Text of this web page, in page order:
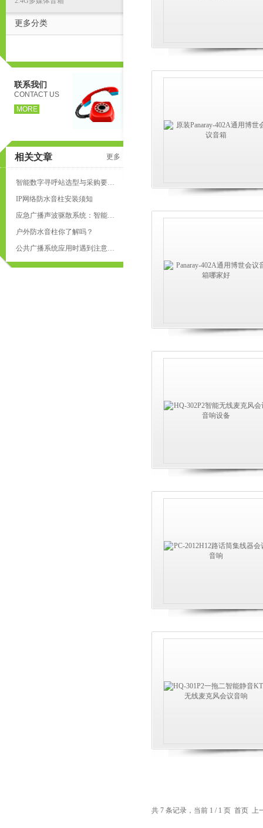
更多分类
联系我们
CONTACT US
MORE
更多
相关文章
智能数字寻呼站选型与采购要点、使用注意事项
IP网络防水音柱安装须知
应急广播声波驱散系统：智能安防应急利器
户外防水音柱你了解吗？
公共广播系统应用时遇到注意什么？
共 7 条记录，当前 1 / 1 页 首页